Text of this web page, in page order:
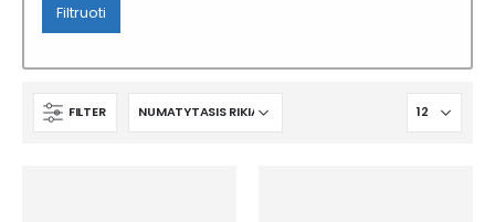
Filtruoti
FILTER